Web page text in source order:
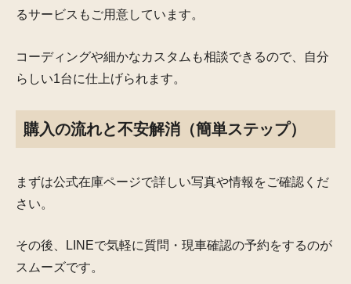
るサービスもご用意しています。
コーディングや細かなカスタムも相談できるので、自分
らしい1台に仕上げられます。
購入の流れと不安解消（簡単ステップ）
まずは公式在庫ページで詳しい写真や情報をご確認くだ
さい。
その後、LINEで気軽に質問・現車確認の予約をするのが
スムーズです。